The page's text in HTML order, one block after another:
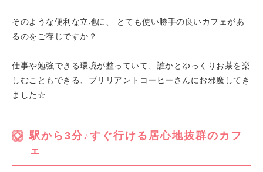
そのような便利な立地に、 とても使い勝手の良いカフェがあ
るのをご存じですか？
仕事や勉強できる環境が整っていて、誰かとゆっくりお茶を楽
しむこともできる、ブリリアントコーヒーさんにお邪魔してき
ました☆
駅から3分♪すぐ行ける居心地抜群のカフ
ェ